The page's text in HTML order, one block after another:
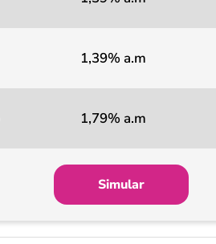
1,39% a.m
1,79% a.m
Simular